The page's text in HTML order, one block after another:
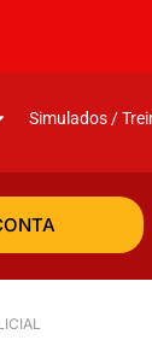
Simulados /